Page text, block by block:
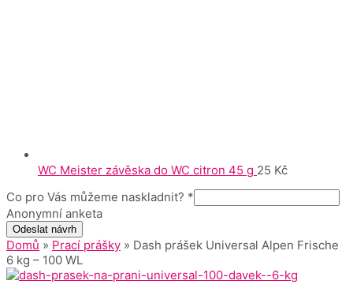
WC Meister závěska do WC citron 45 g 25 Kč
Co pro Vás můžeme naskladnit? *
Anonymní anketa
Odeslat návrh
Domů » Prací prášky » Dash prášek Universal Alpen Frische
6 kg – 100 WL